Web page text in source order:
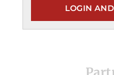
LOGIN